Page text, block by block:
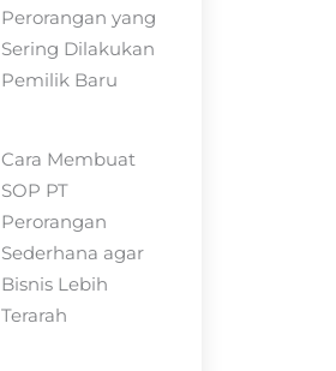
Perorangan yang
Sering Dilakukan
Pemilik Baru
Cara Membuat
SOP PT
Perorangan
Sederhana agar
Bisnis Lebih
Terarah